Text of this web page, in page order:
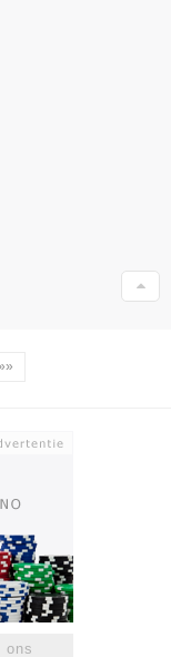
ons